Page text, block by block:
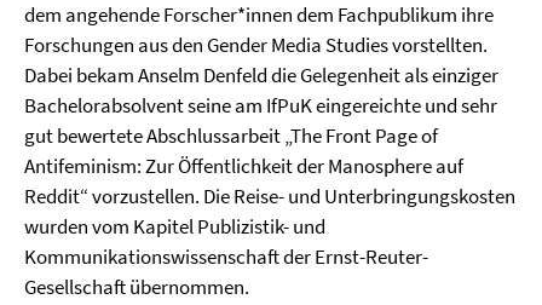
dem angehende Forscher*innen dem Fachpublikum ihre
Forschungen aus den Gender Media Studies vorstellten.
Dabei bekam Anselm Denfeld die Gelegenheit als einziger
Bachelorabsolvent seine am IfPuK eingereichte und sehr
gut bewertete Abschlussarbeit „The Front Page of
Antifeminism: Zur Öffentlichkeit der Manosphere auf
Reddit“ vorzustellen. Die Reise- und Unterbringungskosten
wurden vom Kapitel Publizistik- und
Kommunikationswissenschaft der Ernst-Reuter-
Gesellschaft übernommen.